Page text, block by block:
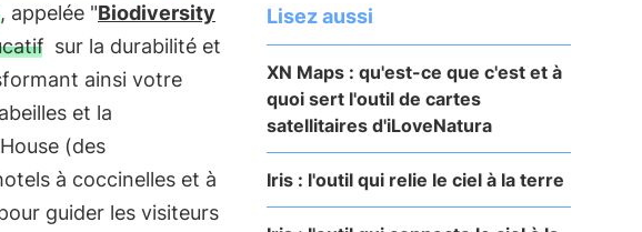
, appelée "Biodiversity
sur la durabilité et
ainsi votre
et la
(des
à coccinelles et à
guider les visiteurs
Lisez aussi
XN Maps : qu'est-ce que c'est et à
quoi sert l'outil de cartes
satellitaires d'iLoveNatura
Iris : l'outil qui relie le ciel à la terre